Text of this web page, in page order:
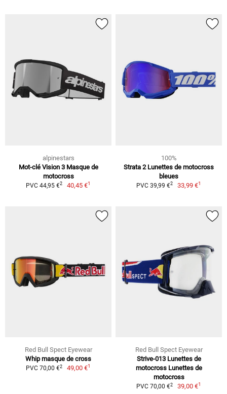
alpinestars
Mot-clé Vision 3 Masque de
motocross
PVC 44,95 €2 40,45 €1
100%
Strata 2 Lunettes de motocross
bleues
PVC 39,99 €2 33,99 €1
Red Bull Spect Eyewear
Whip masque de cross
PVC 70,00 €2 49,00 €1
Red Bull Spect Eyewear
Strive-013 Lunettes de
motocross Lunettes de
motocross
PVC 70,00 €2 39,00 €1